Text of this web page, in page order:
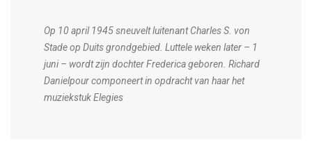
Op 10 april 1945 sneuvelt luitenant Charles S. von
Stade op Duits grondgebied. Luttele weken later – 1
juni – wordt zijn dochter Frederica geboren. Richard
Danielpour componeert in opdracht van haar het
muziekstuk Elegies